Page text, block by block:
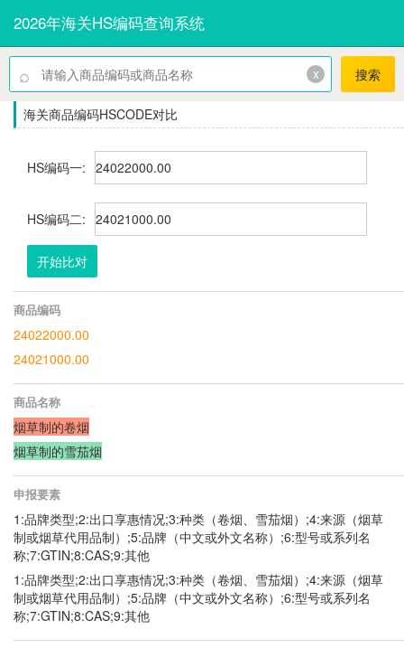
2026年海关HS编码查询系统
⌕ x 搜索
海关商品编码HSCODE对比
HS编码一:
HS编码二:
开始比对
商品编码
24022000.00
24021000.00
商品名称
烟草制的卷烟
烟草制的雪茄烟
申报要素
1:品牌类型;2:出口享惠情况;3:种类（卷烟、雪茄烟）;4:来源（烟草
制或烟草代用品制）;5:品牌（中文或外文名称）;6:型号或系列名
称;7:GTIN;8:CAS;9:其他
1:品牌类型;2:出口享惠情况;3:种类（卷烟、雪茄烟）;4:来源（烟草
制或烟草代用品制）;5:品牌（中文或外文名称）;6:型号或系列名
称;7:GTIN;8:CAS;9:其他